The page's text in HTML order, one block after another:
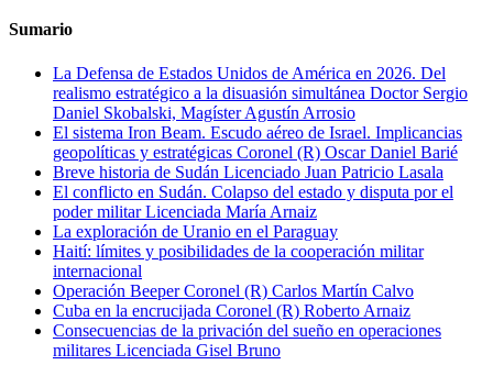
Sumario
La Defensa de Estados Unidos de América en 2026. Del
realismo estratégico a la disuasión simultánea Doctor Sergio
Daniel Skobalski, Magíster Agustín Arrosio
El sistema Iron Beam. Escudo aéreo de Israel. Implicancias
geopolíticas y estratégicas Coronel (R) Oscar Daniel Barié
Breve historia de Sudán Licenciado Juan Patricio Lasala
El conflicto en Sudán. Colapso del estado y disputa por el
poder militarLicenciada María Arnaiz
La exploración de Uranio en el Paraguay
Haití: límites y posibilidades de la cooperación militar
internacional
Operación BeeperCoronel (R) Carlos Martín Calvo
Cuba en la encrucijada Coronel (R) Roberto Arnaiz
Consecuencias de la privación del sueño en operaciones
militares Licenciada Gisel Bruno